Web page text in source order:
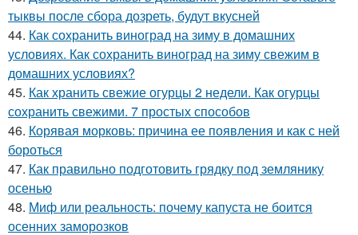
тыквы после сбора дозреть, будут вкусней
44. Как сохранить виноград на зиму в домашних
условиях. Как сохранить виноград на зиму свежим в
домашних условиях?
45. Как хранить свежие огурцы 2 недели. Как огурцы
сохранить свежими. 7 простых способов
46. Корявая морковь: причина ее появления и как с ней
бороться
47. Как правильно подготовить грядку под землянику
осенью
48. Миф или реальность: почему капуста не боится
осенних заморозков